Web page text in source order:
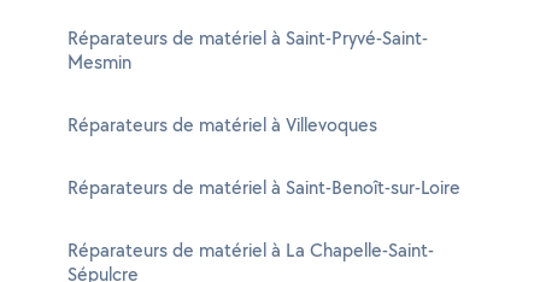
Réparateurs de matériel à Saint-Pryvé-Saint-
Mesmin
Réparateurs de matériel à Villevoques
Réparateurs de matériel à Saint-Benoît-sur-Loire
Réparateurs de matériel à La Chapelle-Saint-
Sépulcre